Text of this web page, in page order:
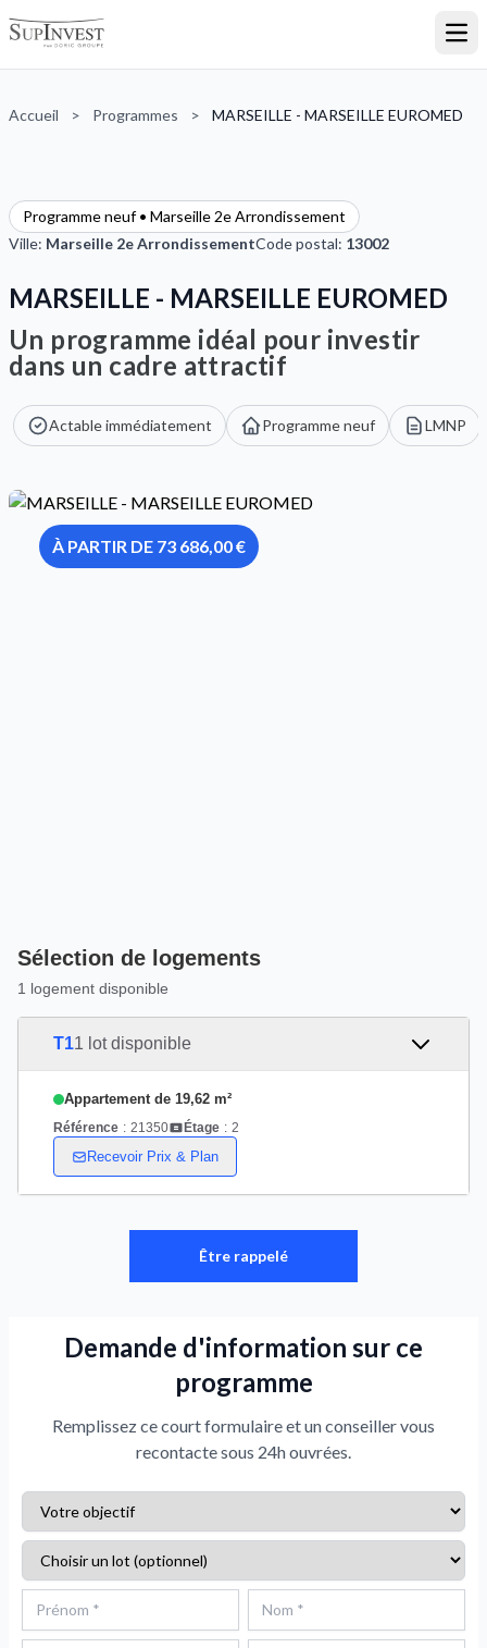
Accueil > Programmes > MARSEILLE - MARSEILLE EUROMED
Programme neuf • Marseille 2e Arrondissement
Ville: Marseille 2e ArrondissementCode postal: 13002
MARSEILLE - MARSEILLE EUROMED
Un programme idéal pour investir
dans un cadre attractif
Actable immédiatement Programme neuf LMNP
À PARTIR DE 73 686,00 €
Sélection de logements
1 logement disponible
T11 lot disponible
Appartement de 19,62 m²
Référence : 21350 Étage : 2
Recevoir Prix & Plan
Être rappelé
Demande d'information sur ce
programme
Remplissez ce court formulaire et un conseiller vous
recontacte sous 24h ouvrées.